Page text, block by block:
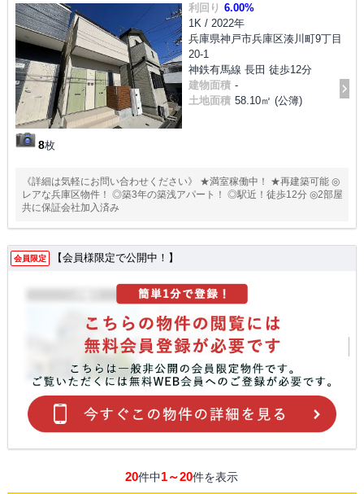
8枚
利回り 6.00%
1K / 2022年
兵庫県神戸市兵庫区湊川町9丁目
20-1
神鉄有馬線 長田 徒歩12分
建物面積 -
土地面積 58.10㎡ (公簿)
《詳細は気軽にお問い合わせください》 ★満室稼働中！ ★再建築可能 ◎
レアな兵庫区物件！ ◎築3年の築浅アパート！ ◎駅近！徒歩12分 ◎2部屋
共に保証会社加入済み
会員限定 【会員様限定で公開中！】
20件中1～20件を表示